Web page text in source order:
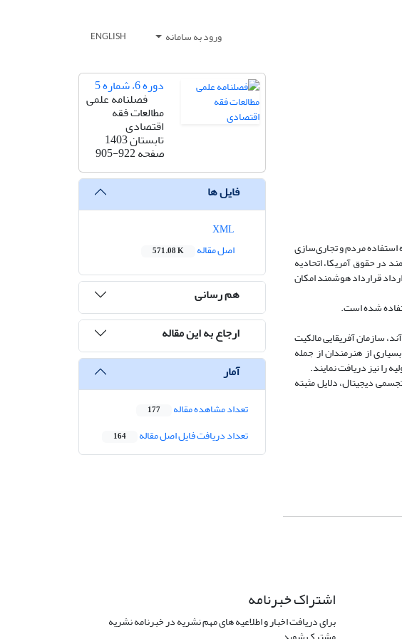
ورود به سامانه ENGLISH
استفاده مردم و تجاری‌سازی
در حقوق آمریکا، اتحادیه
قرارداد هوشمند امکان
‌شده است.
سازمان آفریقایی مالکیت
از هنرمندان از جمله
را نیز دریافت نمایند.
دیجیتال، دلایل مثبته
دوره 6، شماره 5
فصلنامه علمی
مطالعات فقه
اقتصادی
تابستان 1403
صفحه905-922
فایل ها
اصل مقاله
571.08 K
هم رسانی
ارجاع به این مقاله
آمار
تعداد مشاهده مقاله 177
تعداد دریافت فایل اصل مقاله 164
اشتراک خبرنامه
برای دریافت اخبار و اطلاعیه های مهم نشریه در خبرنامه نشریه